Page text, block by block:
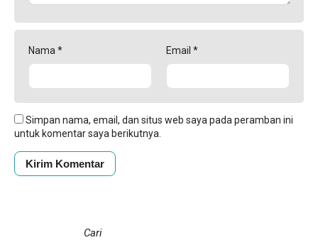
Nama * Email *
Simpan nama, email, dan situs web saya pada peramban ini
untuk komentar saya berikutnya.
Cari